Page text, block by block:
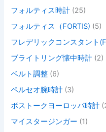
フォルティス時計 (25)
フォルティス（FORTIS) (5)
フレデリックコンスタント
ブライトリング懐中時計 (2)
ベルト調整 (6)
ペルセオ腕時計 (3)
ボストークヨーロッパ時計
マイスタージンガー (1)